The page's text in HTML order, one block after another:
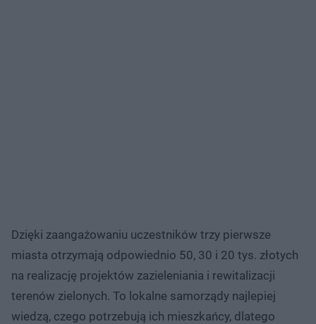
Dzięki zaangażowaniu uczestników trzy pierwsze
miasta otrzymają odpowiednio 50, 30 i 20 tys. złotych
na realizację projektów zazieleniania i rewitalizacji
terenów zielonych. To lokalne samorządy najlepiej
wiedzą, czego potrzebują ich mieszkańcy, dlatego